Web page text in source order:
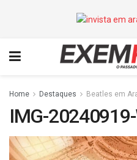
Home Destaques Beatles em
IMG-